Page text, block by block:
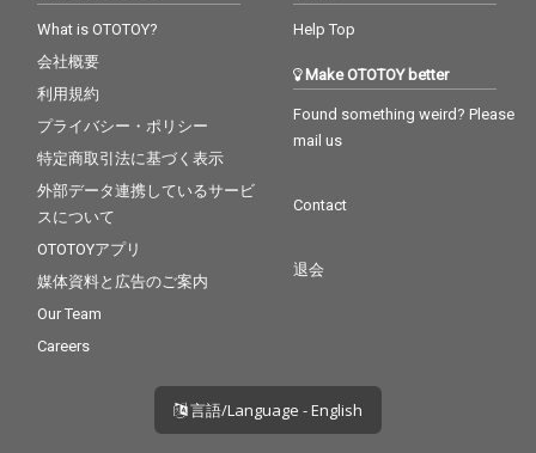
What is OTOTOY?
会社概要
利用規約
プライバシー・ポリシー
特定商取引法に基づく表示
外部データ連携しているサービ
スについて
OTOTOYアプリ
媒体資料と広告のご案内
Our Team
Careers
Help Top
Make OTOTOY better
Found something weird? Please
mail us
Contact
退会
言語/Language - English